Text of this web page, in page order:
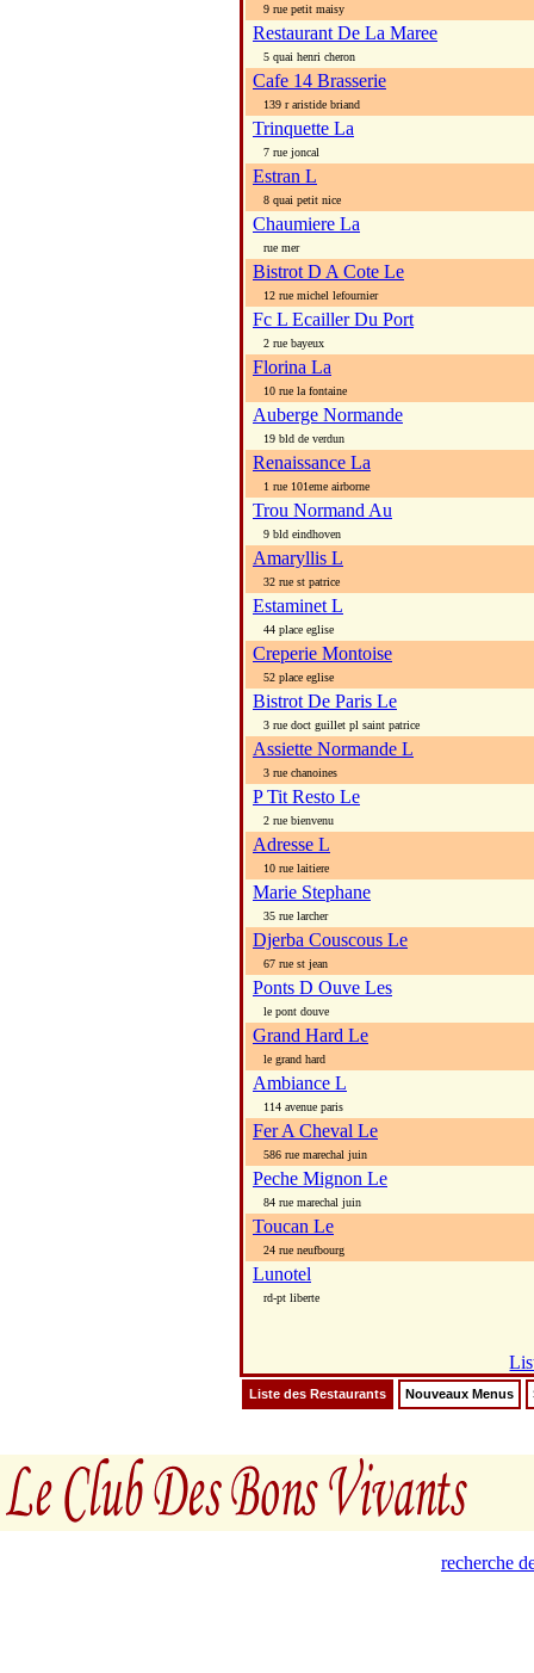
9 rue petit maisy
Restaurant De La Maree
5 quai henri cheron
Cafe 14 Brasserie
139 r aristide briand
Trinquette La
7 rue joncal
Estran L
8 quai petit nice
Chaumiere La
rue mer
Bistrot D A Cote Le
12 rue michel lefournier
Fc L Ecailler Du Port
2 rue bayeux
Florina La
10 rue la fontaine
Auberge Normande
19 bld de verdun
Renaissance La
1 rue 101eme airborne
Trou Normand Au
9 bld eindhoven
Amaryllis L
32 rue st patrice
Estaminet L
44 place eglise
Creperie Montoise
52 place eglise
Bistrot De Paris Le
3 rue doct guillet pl saint patrice
Assiette Normande L
3 rue chanoines
P Tit Resto Le
2 rue bienvenu
Adresse L
10 rue laitiere
Marie Stephane
35 rue larcher
Djerba Couscous Le
67 rue st jean
Ponts D Ouve Les
le pont douve
Grand Hard Le
le grand hard
Ambiance L
114 avenue paris
Fer A Cheval Le
586 rue marechal juin
Peche Mignon Le
84 rue marechal juin
Toucan Le
24 rue neufbourg
Lunotel
rd-pt liberte
Liste des Restaurants Nouveaux Menus
recherche